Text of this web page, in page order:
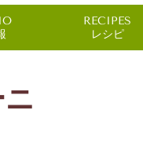
RECIPES
レシピ